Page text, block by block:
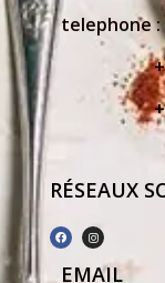
telephone :
+212-
+212-
RÉSEAUX
EMAIL